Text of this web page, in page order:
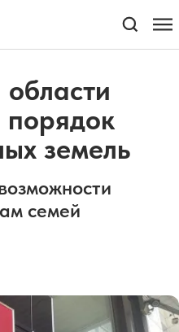
порядок
земель
семей